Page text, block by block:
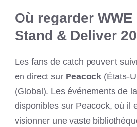
Où regarder WWE
Stand & Deliver
Les fans de catch peuvent
en direct sur Peacock (États-
(Global). Les événements de
disponibles sur Peacock, où il
visionner une vaste